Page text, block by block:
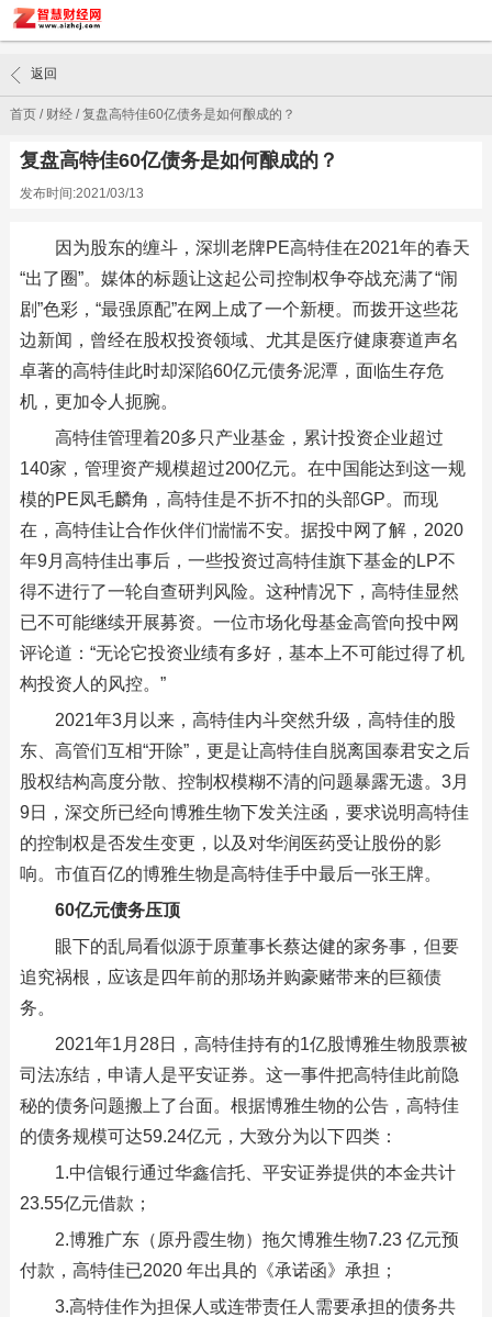
首页/ 财经/复盘高特佳60亿债务是如何酿成的？
返回
复盘高特佳60亿债务是如何酿成的？
发布时间:2021/03/13
因为股东的缠斗，深圳老牌PE高特佳在2021年的春天
“出了圈”。媒体的标题让这起公司控制权争夺战充满了“闹
剧”色彩，“最强原配”在网上成了一个新梗。而拨开这些花
边新闻，曾经在股权投资领域、尤其是医疗健康赛道声名
卓著的高特佳此时却深陷60亿元债务泥潭，面临生存危
机，更加令人扼腕。
高特佳管理着20多只产业基金，累计投资企业超过
140家，管理资产规模超过200亿元。在中国能达到这一规
模的PE凤毛麟角，高特佳是不折不扣的头部GP。而现
在，高特佳让合作伙伴们惴惴不安。据投中网了解，2020
年9月高特佳出事后，一些投资过高特佳旗下基金的LP不
得不进行了一轮自查研判风险。这种情况下，高特佳显然
已不可能继续开展募资。一位市场化母基金高管向投中网
评论道：“无论它投资业绩有多好，基本上不可能过得了机
构投资人的风控。”
2021年3月以来，高特佳内斗突然升级，高特佳的股
东、高管们互相“开除”，更是让高特佳自脱离国泰君安之后
股权结构高度分散、控制权模糊不清的问题暴露无遗。3月
9日，深交所已经向博雅生物下发关注函，要求说明高特佳
的控制权是否发生变更，以及对华润医药受让股份的影
响。市值百亿的博雅生物是高特佳手中最后一张王牌。
60亿元债务压顶
眼下的乱局看似源于原董事长蔡达健的家务事，但要
追究祸根，应该是四年前的那场并购豪赌带来的巨额债
务。
2021年1月28日，高特佳持有的1亿股博雅生物股票被
司法冻结，申请人是平安证券。这一事件把高特佳此前隐
秘的债务问题搬上了台面。根据博雅生物的公告，高特佳
的债务规模可达59.24亿元，大致分为以下四类：
1.中信银行通过华鑫信托、平安证券提供的本金共计
23.55亿元借款；
2.博雅广东（原丹霞生物）拖欠博雅生物7.23 亿元预
付款，高特佳已2020 年出具的《承诺函》承担；
3.高特佳作为担保人或连带责任人需要承担的债务共